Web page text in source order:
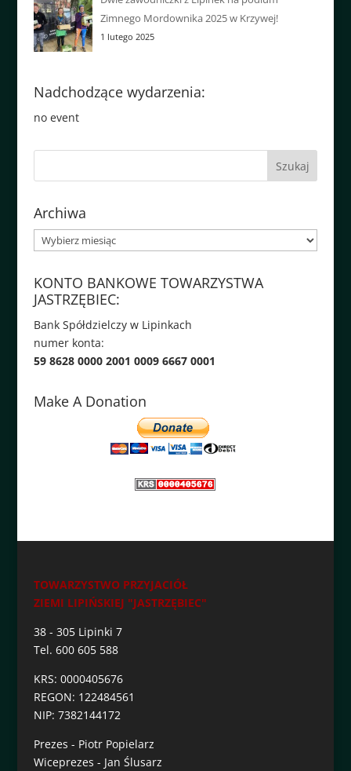
Zimnego Mordownika 2025 w Krzywej!
1 lutego 2025
Nadchodzące wydarzenia:
no event
Archiwa
Archiwa
KONTO BANKOWE TOWARZYSTWA
JASTRZĘBIEC:
Bank Spółdzielczy w Lipinkach
numer konta:
59 8628 0000 2001 0009 6667 0001
Make A Donation
TOWARZYSTWO PRZYJACIÓŁ
ZIEMI LIPIŃSKIEJ "JASTRZĘBIEC"
38 - 305 Lipinki 7
Tel. 600 605 588
KRS: 0000405676
REGON: 122484561
NIP: 7382144172
Prezes - Piotr Popielarz
Wiceprezes - Jan Ślusarz